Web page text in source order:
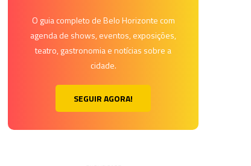
O guia completo de Belo Horizonte com
agenda de shows, eventos, exposições,
teatro, gastronomia e notícias sobre a
cidade.
SEGUIR AGORA!